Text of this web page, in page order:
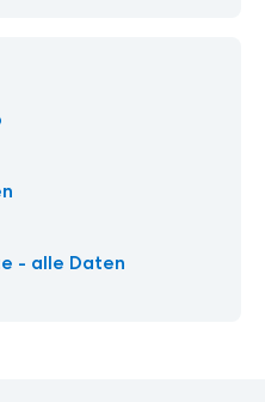
- alle Daten